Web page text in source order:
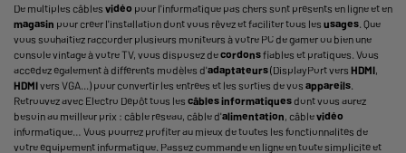
De multiples câbles vidéo pour l'informatique pas chers sont présents en ligne et en
magasin pour créer l'installation dont vous rêvez et faciliter tous les usages. Que
vous souhaitiez raccorder plusieurs moniteurs à votre PC de gamer ou bien une
console vintage à votre TV, vous disposez decordonsfiables et pratiques. Vous
accédez également à différents modèles d'adaptateurs(DisplayPort vers HDMI,
HDMIvers VGA...) pour convertir les entrées et les sorties de vos appareils.
Retrouvez avec Electro Dépôt tous les câbles informatiquesdont vous aurez
besoin au meilleur prix : câble réseau, câble d'alimentation, câblevidéo
informatique… Vous pourrez profiter au mieux de toutes les fonctionnalités de
votre équipement informatique. Passez commande en ligne en toute simplicité et